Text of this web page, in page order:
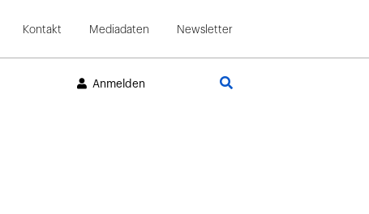
Kontakt Mediadaten Newsletter
Anmelden